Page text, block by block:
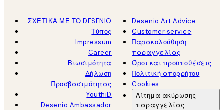
ΣΧΕΤΙΚΑ ΜΕ ΤΟ DESENIO
Τύπος
Impressum
Career
Βιωσιμότητα
Δήλωση
Προσβασιμότητας
YouthiD
Desenio Ambassador
Desenio Art Advice
Customer service
Παρακολούθηση
παραγγελίας
Όροι και προϋποθέσεις
Πολιτική απορρήτου
Cookies
Αίτημα ακύρωσης
παραγγελίας